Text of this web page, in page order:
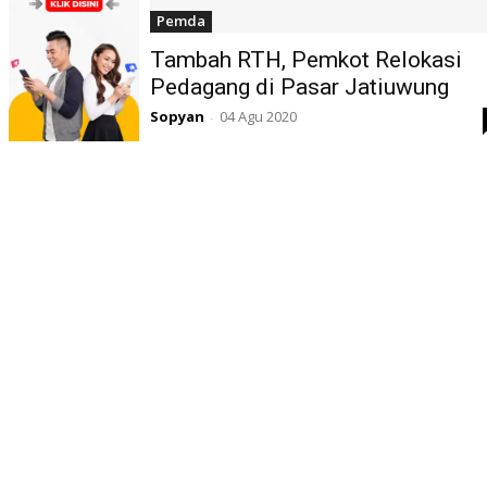
Pemda
Tambah RTH, Pemkot Relokasi
Pedagang di Pasar Jatiuwung
Sopyan - 04 Agu 2020